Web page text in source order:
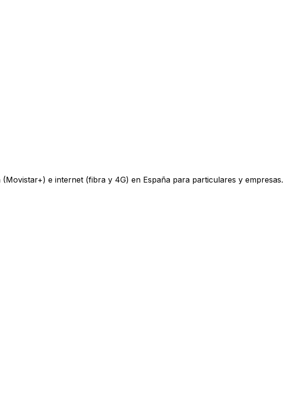
e internet (fibra y 4G) en España para particulares y empresas.